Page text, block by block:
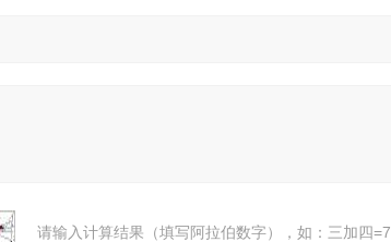
请输入计算结果（填写阿拉伯数字），如：三加四=7